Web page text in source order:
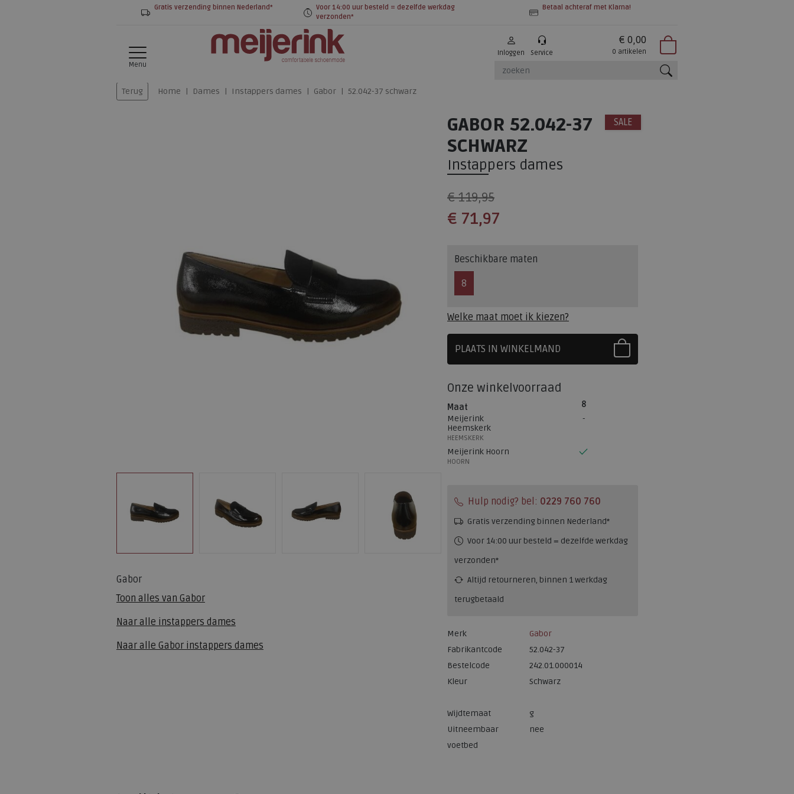
Gratis verzending binnen Nederland*
Voor 14:00 uur besteld = dezelfde werkdag
verzonden*
Betaal achteraf met Klarna!
Menu
Inloggen Service
€ 0,00
0 artikelen
Terug Home Dames Instappers dames Gabor 52.042-37 schwarz
Gabor
Toon alles van Gabor
Naar alle instappers dames
Naar alle Gabor instappers dames
SALE
GABOR 52.042-37
SCHWARZ
Instappers dames
€ 119,95
€ 71,97
Beschikbare maten
8
Welke maat moet ik kiezen?
PLAATS IN WINKELMAND
Onze winkelvoorraad
Maat
8
Meijerink
Heemskerk
HEEMSKERK
Meijerink Hoorn
HOORN
Hulp nodig? bel: 0229 760 760
Gratis verzending binnen Nederland*
Voor 14:00 uur besteld = dezelfde werkdag
verzonden*
Altijd retourneren, binnen 1 werkdag
terugbetaald
Merk
Gabor
Fabrikantcode
52.042-37
Bestelcode
242.01.000014
Kleur
Schwarz
Wijdtemaat
g
Uitneembaar
voetbed
nee